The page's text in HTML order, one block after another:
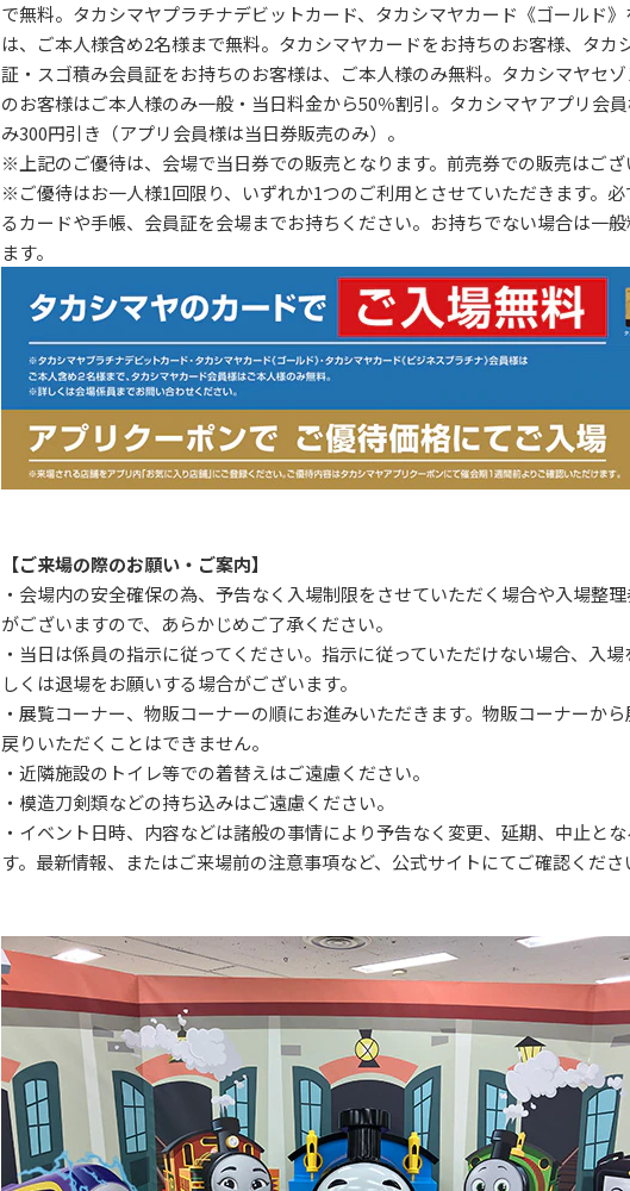
で無料。タカシマヤプラチナデビットカード、タカシマヤカード《ゴールド
は、ご本人様含め2名様まで無料。タカシマヤカードをお持ちのお客様、タカ
証・スゴ積み会員証をお持ちのお客様は、ご本人様のみ無料。タカシマヤセ
のお客様はご本人様のみ一般・当日料金から50％割引。タカシマヤアプリ会
み300円引き（アプリ会員様は当日券販売のみ）。
※上記のご優待は、会場で当日券での販売となります。前売券での販売はござ
※ご優待はお一人様1回限り、いずれか1つのご利用とさせていただきます。
るカードや手帳、会員証を会場までお持ちください。お持ちでない場合は一
ます。
【ご来場の際のお願い・ご案内】
・会場内の安全確保の為、予告なく入場制限をさせていただく場合や入場整
がございますので、あらかじめご了承ください。
・当日は係員の指示に従ってください。指示に従っていただけない場合、入
しくは退場をお願いする場合がございます。
・展覧コーナー、物販コーナーの順にお進みいただきます。物販コーナーか
戻りいただくことはできません。
・近隣施設のトイレ等での着替えはご遠慮ください。
・模造刀剣類などの持ち込みはご遠慮ください。
・イベント日時、内容などは諸般の事情により予告なく変更、延期、中止と
す。最新情報、またはご来場前の注意事項など、公式サイトにてご確認くださ